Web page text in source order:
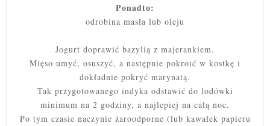
Ponadto:
odrobina masła lub oleju
Jogurt doprawić bazylią z majerankiem.
Mięso umyć, osuszyć, a następnie pokroić w kostkę i
dokładnie pokryć marynatą.
Tak przygotowanego indyka odstawić do lodówki
minimum na 2 godziny, a najlepiej na całą noc.
Po tym czasie naczynie żaroodporne (lub kawałek papieru